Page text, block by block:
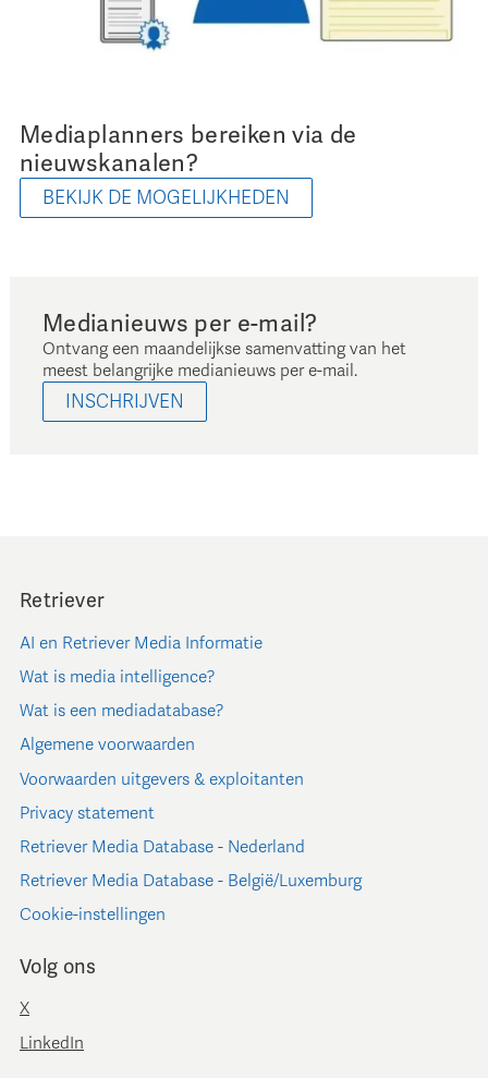
Mediaplanners bereiken via de
nieuwskanalen?
BEKIJK DE MOGELIJKHEDEN
Medianieuws per e-mail?
Ontvang een maandelijkse samenvatting van het
meest belangrijke medianieuws per e-mail.
INSCHRIJVEN
Retriever
AI en Retriever Media Informatie
Wat is media intelligence?
Wat is een mediadatabase?
Algemene voorwaarden
Voorwaarden uitgevers & exploitanten
Privacy statement
Retriever Media Database - Nederland
Retriever Media Database - België/Luxemburg
Cookie-instellingen
Volg ons
X
LinkedIn